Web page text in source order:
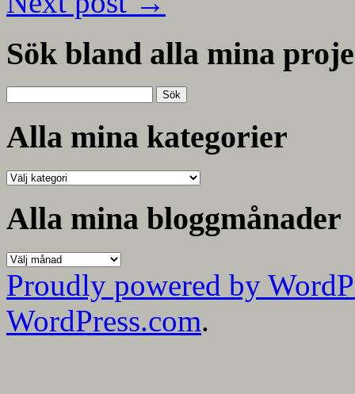
Sök bland alla mina
efter:
Alla mina kategorier
Alla
kategorier
Alla mina bloggmånader
Alla
mina
bloggmånader
Proudly powered by
WordPress.com.